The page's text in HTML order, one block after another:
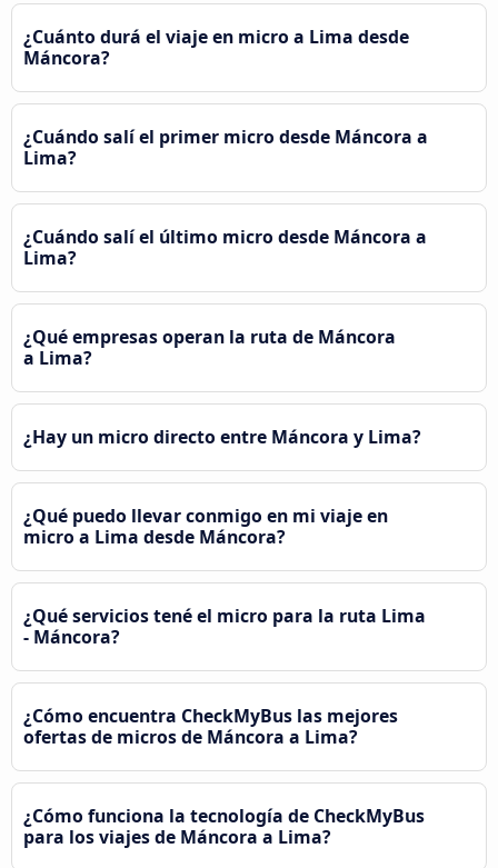
¿Cuánto durá el viaje en micro a Lima desde
Máncora?
¿Cuándo salí el primer micro desde Máncora a
Lima?
¿Cuándo salí el último micro desde Máncora a
Lima?
¿Qué empresas operan la ruta de Máncora
a Lima?
¿Hay un micro directo entre Máncora y Lima?
¿Qué puedo llevar conmigo en mi viaje en
micro a Lima desde Máncora?
¿Qué servicios tené el micro para la ruta Lima
- Máncora?
¿Cómo encuentra CheckMyBus las mejores
ofertas de micros de Máncora a Lima?
¿Cómo funciona la tecnología de CheckMyBus
para los viajes de Máncora a Lima?